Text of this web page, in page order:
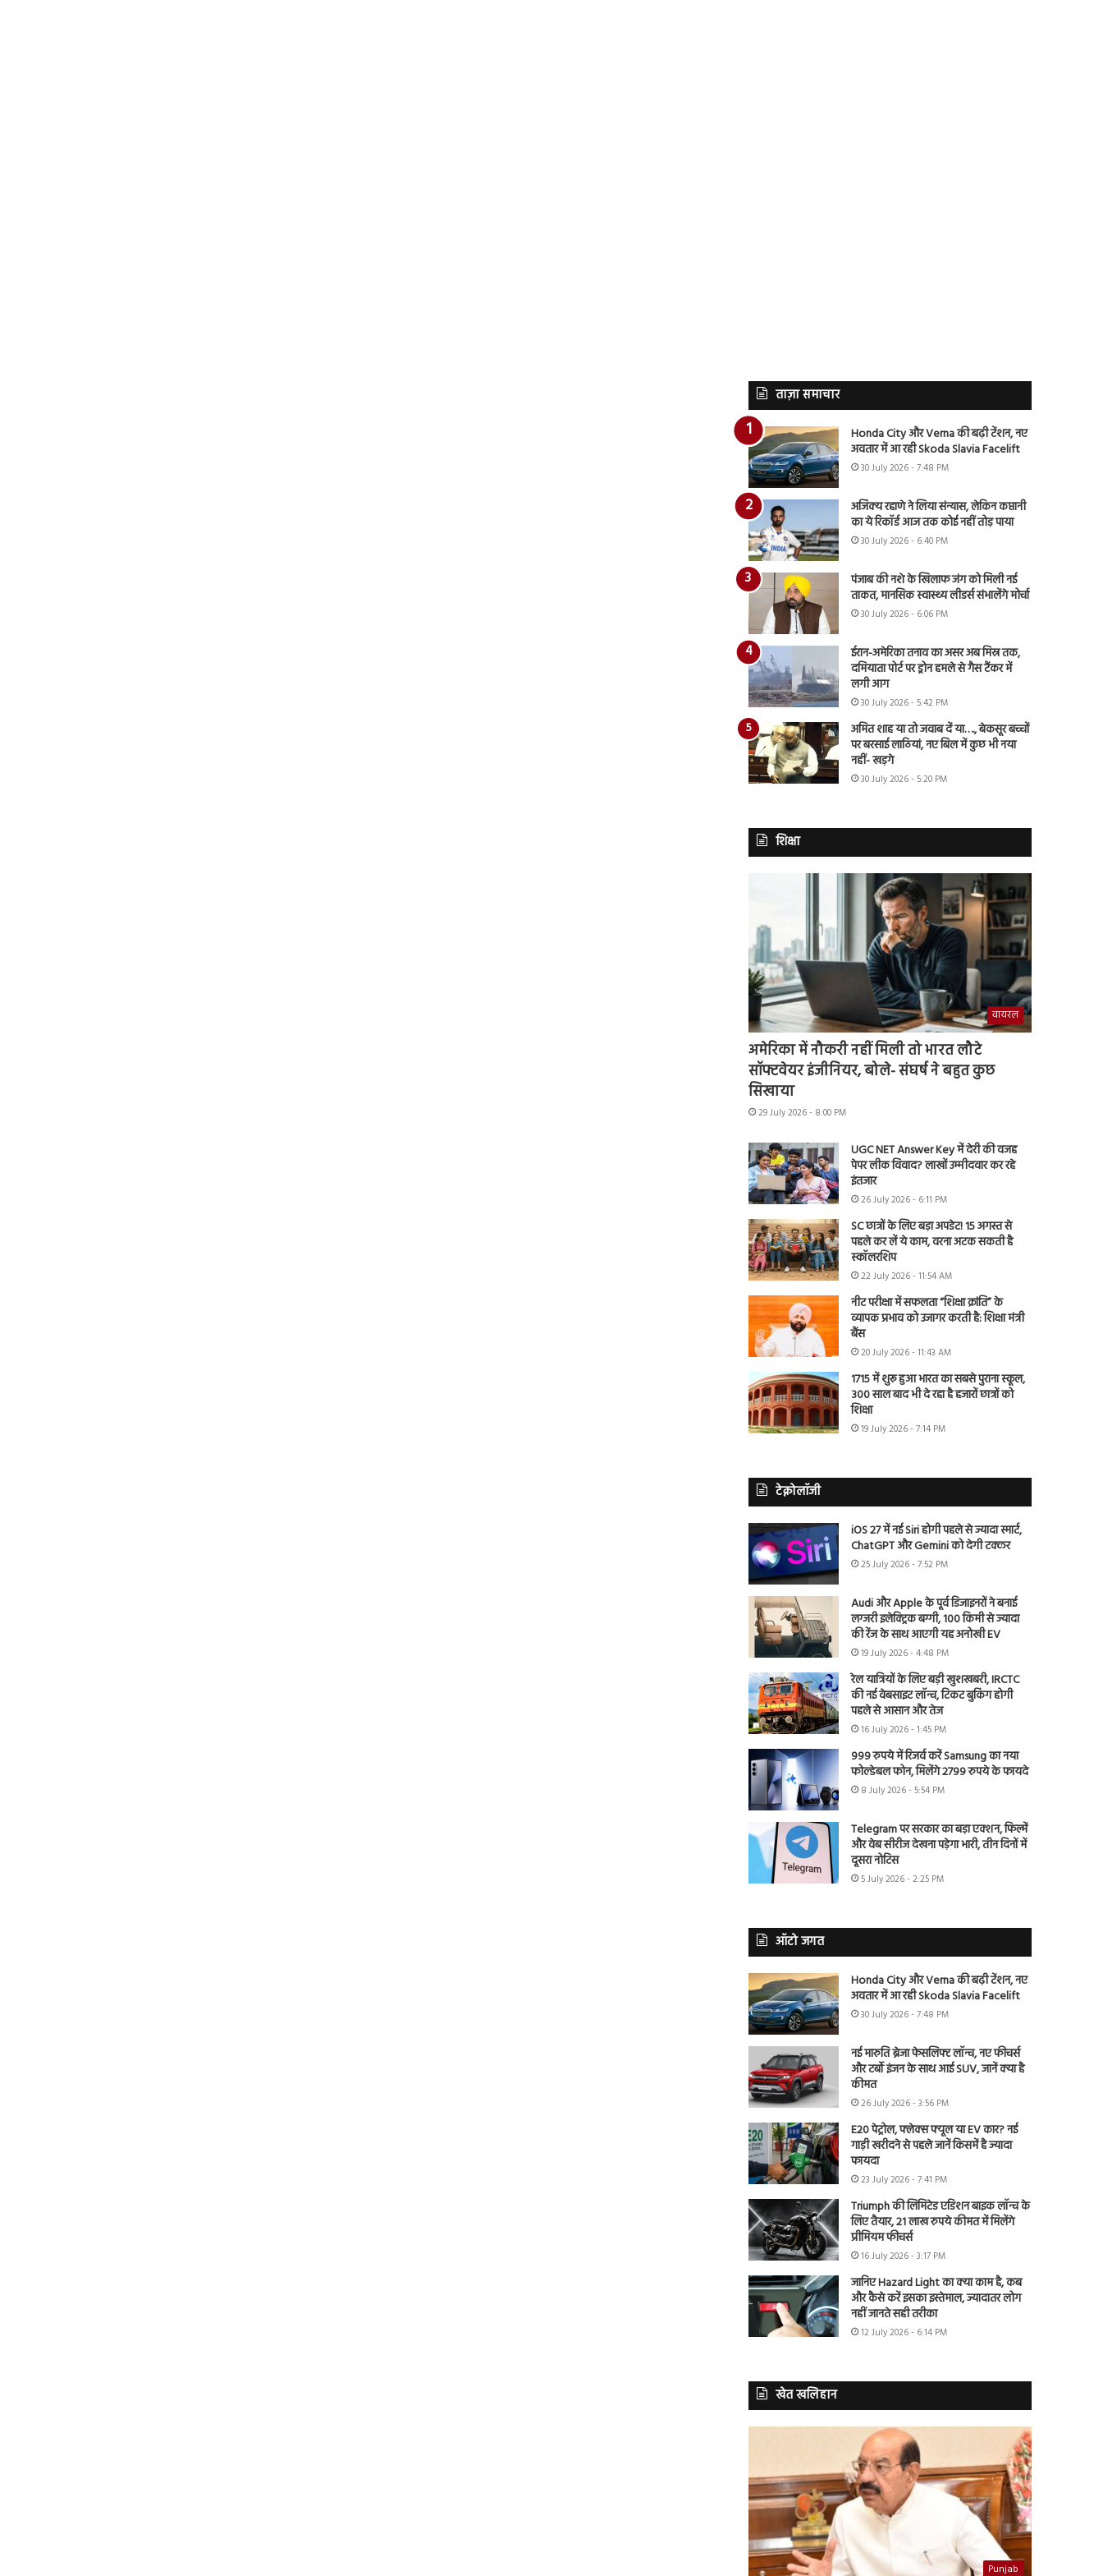
ताज़ा समाचार
Honda City और Verna की बढ़ी टेंशन, नए
अवतार में आ रही Skoda Slavia Facelift
30 July 2026 - 7:48 PM
अजिंक्य रहाणे ने लिया संन्यास, लेकिन कप्तानी
का ये रिकॉर्ड आज तक कोई नहीं तोड़ पाया
30 July 2026 - 6:40 PM
पंजाब की नशे के खिलाफ जंग को मिली नई
ताकत, मानसिक स्वास्थ्य लीडर्स संभालेंगे मोर्चा
30 July 2026 - 6:06 PM
ईरान-अमेरिका तनाव का असर अब मिस्र तक,
दमियाता पोर्ट पर ड्रोन हमले से गैस टैंकर में
लगी आग
30 July 2026 - 5:42 PM
अमित शाह या तो जवाब दें या…., बेकसूर बच्चों
पर बरसाई लाठियां, नए बिल में कुछ भी नया
नहीं- खड़गे
30 July 2026 - 5:20 PM
शिक्षा
वायरल
अमेरिका में नौकरी नहीं मिली तो भारत लौटे
सॉफ्टवेयर इंजीनियर, बोले- संघर्ष ने बहुत कुछ
सिखाया
29 July 2026 - 8:00 PM
UGC NET Answer Key में देरी की वजह
पेपर लीक विवाद? लाखों उम्मीदवार कर रहे
इंतजार
26 July 2026 - 6:11 PM
SC छात्रों के लिए बड़ा अपडेट! 15 अगस्त से
पहले कर लें ये काम, वरना अटक सकती है
स्कॉलरशिप
22 July 2026 - 11:54 AM
नीट परीक्षा में सफलता “शिक्षा क्रांति” के
व्यापक प्रभाव को उजागर करती है: शिक्षा मंत्री
बैंस
20 July 2026 - 11:43 AM
1715 में शुरू हुआ भारत का सबसे पुराना स्कूल,
300 साल बाद भी दे रहा है हजारों छात्रों को
शिक्षा
19 July 2026 - 7:14 PM
टेक्नोलॉजी
iOS 27 में नई Siri होगी पहले से ज्यादा स्मार्ट,
ChatGPT और Gemini को देगी टक्कर
25 July 2026 - 7:52 PM
Audi और Apple के पूर्व डिजाइनरों ने बनाई
लग्जरी इलेक्ट्रिक बग्गी, 100 किमी से ज्यादा
की रेंज के साथ आएगी यह अनोखी EV
19 July 2026 - 4:48 PM
रेल यात्रियों के लिए बड़ी खुशखबरी, IRCTC
की नई वेबसाइट लॉन्च, टिकट बुकिंग होगी
पहले से आसान और तेज
16 July 2026 - 1:45 PM
999 रुपये में रिजर्व करें Samsung का नया
फोल्डेबल फोन, मिलेंगे 2799 रुपये के फायदे
8 July 2026 - 5:54 PM
Telegram पर सरकार का बड़ा एक्शन, फिल्में
और वेब सीरीज देखना पड़ेगा भारी, तीन दिनों में
दूसरा नोटिस
5 July 2026 - 2:25 PM
ऑटो जगत
Honda City और Verna की बढ़ी टेंशन, नए
अवतार में आ रही Skoda Slavia Facelift
30 July 2026 - 7:48 PM
नई मारुति ब्रेजा फेसलिफ्ट लॉन्च, नए फीचर्स
और टर्बो इंजन के साथ आई SUV, जानें क्या है
कीमत
26 July 2026 - 3:56 PM
E20 पेट्रोल, फ्लेक्स फ्यूल या EV कार? नई
गाड़ी खरीदने से पहले जानें किसमें है ज्यादा
फायदा
23 July 2026 - 7:41 PM
Triumph की लिमिटेड एडिशन बाइक लॉन्च के
लिए तैयार, 21 लाख रुपये कीमत में मिलेंगे
प्रीमियम फीचर्स
16 July 2026 - 3:17 PM
जानिए Hazard Light का क्या काम है, कब
और कैसे करें इसका इस्तेमाल, ज्यादातर लोग
नहीं जानते सही तरीका
12 July 2026 - 6:14 PM
खेत खलिहान
Punjab